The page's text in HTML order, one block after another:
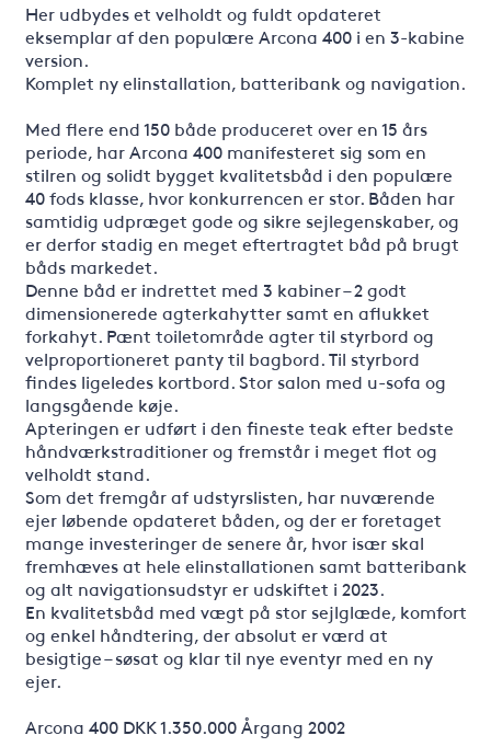
Her udbydes et velholdt og fuldt opdateret
eksemplar af den populære Arcona 400 i en 3-kabine
version.
Komplet ny elinstallation, batteribank og navigation.
Med flere end 150 både produceret over en 15 års
periode, har Arcona 400 manifesteret sig som en
stilren og solidt bygget kvalitetsbåd i den populære
40 fods klasse, hvor konkurrencen er stor. Båden har
samtidig udpræget gode og sikre sejlegenskaber, og
er derfor stadig en meget eftertragtet båd på brugt
båds markedet.
Denne båd er indrettet med 3 kabiner – 2 godt
dimensionerede agterkahytter samt en aflukket
forkahyt. Pænt toiletområde agter til styrbord og
velproportioneret panty til bagbord. Til styrbord
findes ligeledes kortbord. Stor salon med u-sofa og
langsgående køje.
Apteringen er udført i den fineste teak efter bedste
håndværkstraditioner og fremstår i meget flot og
velholdt stand.
Som det fremgår af udstyrslisten, har nuværende
ejer løbende opdateret båden, og der er foretaget
mange investeringer de senere år, hvor især skal
fremhæves at hele elinstallationen samt batteribank
og alt navigationsudstyr er udskiftet i 2023.
En kvalitetsbåd med vægt på stor sejlglæde, komfort
og enkel håndtering, der absolut er værd at
besigtige – søsat og klar til nye eventyr med en ny
ejer.
Arcona 400 DKK 1.350.000 Årgang 2002